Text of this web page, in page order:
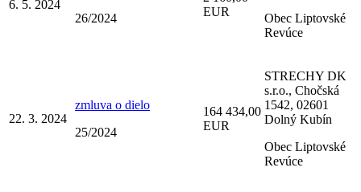
6. 5. 2024
26/2024
EUR
Obec Liptovské
Revúce
22. 3. 2024
zmluva o dielo
25/2024
164 434,00
EUR
STRECHY DK
s.r.o., Chočská
1542, 02601
Dolný Kubín
Obec Liptovské
Revúce